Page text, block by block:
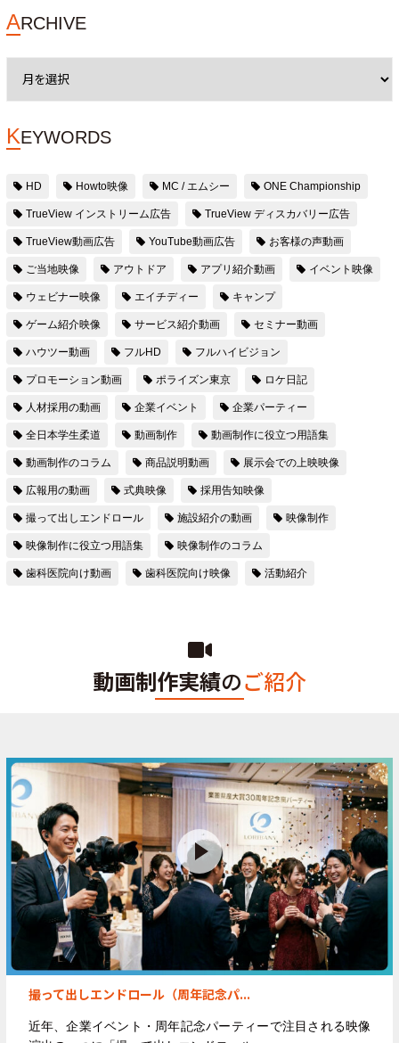
ARCHIVE
KEYWORDS
HD Howto映像 MC / エムシー ONE Championship
TrueView インストリーム広告 TrueView ディスカバリー広告
TrueView動画広告 YouTube動画広告 お客様の声動画
ご当地映像 アウトドア アプリ紹介動画 イベント映像
ウェビナー映像 エイチディー キャンプ
ゲーム紹介映像 サービス紹介動画 セミナー動画
ハウツー動画 フルHD フルハイビジョン
プロモーション動画 ポライズン東京 ロケ日記
人材採用の動画 企業イベント 企業パーティー
全日本学生柔道 動画制作 動画制作に役立つ用語集
動画制作のコラム 商品説明動画 展示会での上映映像
広報用の動画 式典映像 採用告知映像
撮って出しエンドロール 施設紹介の動画 映像制作
映像制作に役立つ用語集 映像制作のコラム
歯科医院向け動画 歯科医院向け映像 活動紹介
動画制作実績のご紹介
撮って出しエンドロール（周年記念パ...
近年、企業イベント・周年記念パーティーで注目される映像